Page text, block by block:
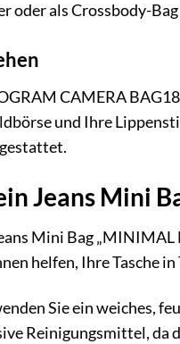
oder als Crossbody-
CAMERA
und Ihre
Jeans Mini
Mini Bag
helfen, Ihre Tasche
Sie ein weiches,
Reinigungsmittel, da